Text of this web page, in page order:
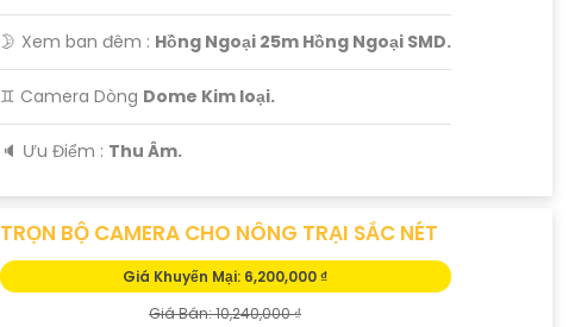
🌛 Xem ban đêm : Hồng Ngoại 25m Hồng Ngoại SMD.
♊ Camera Dòng Dome Kim loại.
️🔈 Ưu Điểm : Thu Âm.
TRỌN BỘ CAMERA CHO NÔNG TRẠI SẮC NÉT
Giá Khuyến Mại: 6,200,000 ₫
Giá Bán: 10,240,000 ₫